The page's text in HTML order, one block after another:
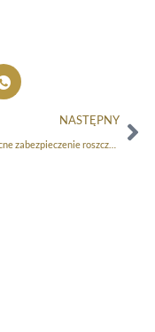
NASTĘPNY
Prawomocne zabezpieczenie roszczenia w sprawie umowy kredytu CHF mBank S.A.!